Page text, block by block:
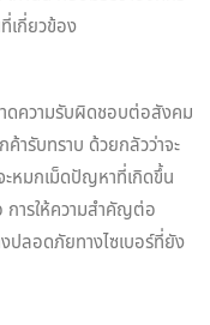
เกี่ยวข้อง
าดความรับผิดชอบต่อสังคม
ารับทราบ ด้วยกลัวว่าจะ
ะหมกเม็ดปัญหาที่เกิดขึ้น
การให้ความสำคัญต่อ
ปลอดภัยทางไซเบอร์ที่ยัง